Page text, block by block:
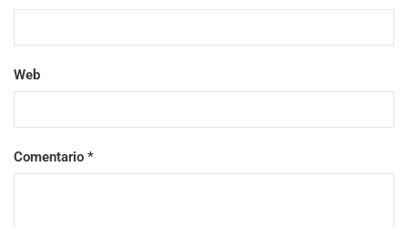
Web
Comentario *